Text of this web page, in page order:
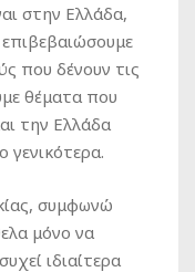
στην Ελλάδα,
που δένουν τις
θέματα που
την Ελλάδα
γενικότερα.
συμφωνώ
μόνο να
ιδιαίτερα